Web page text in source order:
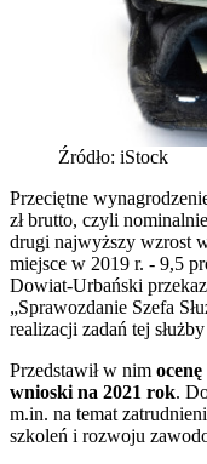
Źródło: iStock
Przeciętne
zł brutto, czyli
drugi najwyższy wzrost
miejsce w 2019 r. - 9,5
Dowiat-Urbański
„Sprawozdanie Szefa
realizacji zadań tej
Przedstawił w nim
wnioski na 2021 rok.
m.in. na temat
szkoleń i rozwoju